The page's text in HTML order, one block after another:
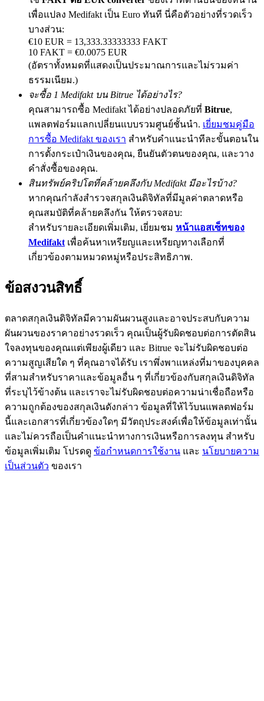
Exclusive for BitMart Users
Register & Trade to Win 500,000 USDT
Precious Metals Trading Carnival
Trade Gold & Silver · 33,333 USDT Bonus
USDT New User Exclusive 10% APR
USDT Flexible Staking | Daily Rewards
BTC New User Exclusive: 6.5% APR
BTC Flexible Staking | Daily Rewards
กิจกรรมเพิ่มเติม
รับรางวัลและสิทธิพิเศษสุดพิเศษ
ศูนย์รางวัล
เพื่อแปลง Medifakt เป็น Euro ทันที นี่คือตัวอย่างที่รวดเร็ว
บางส่วน:
€10 EUR = 13,333.33333333 FAKT
10 FAKT = €0.0075 EUR
(อัตราทั้งหมดที่แสดงเป็นประมาณการและไม่รวมค่า
ธรรมเนียม.)
จะซื้อ 1 Medifakt บน Bitrue ได้อย่างไร?
คุณสามารถซื้อ Medifakt ได้อย่างปลอดภัยที่ Bitrue,
แพลตฟอร์มแลกเปลี่ยนแบบรวมศูนย์ชั้นนำ. เยี่ยมชมคู่มือ
การซื้อ Medifakt ของเรา สำหรับคำแนะนำทีละขั้นตอนใน
การตั้งกระเป๋าเงินของคุณ, ยืนยันตัวตนของคุณ, และวาง
คำสั่งซื้อของคุณ.
สินทรัพย์คริปโตที่คล้ายคลึงกับ Medifakt มีอะไรบ้าง?
หากคุณกำลังสำรวจสกุลเงินดิจิทัลที่มีมูลค่าตลาดหรือ
คุณสมบัติที่คล้ายคลึงกัน ให้ตรวจสอบ:
สำหรับรายละเอียดเพิ่มเติม, เยี่ยมชม หน้าแอสเซ็ทของ
Medifakt เพื่อค้นหาเหรียญและเหรียญทางเลือกที่
เกี่ยวข้องตามหมวดหมู่หรือประสิทธิภาพ.
ข้อสงวนสิทธิ์
ตลาดสกุลเงินดิจิทัลมีความผันผวนสูงและอาจประสบกับความ
ผันผวนของราคาอย่างรวดเร็ว คุณเป็นผู้รับผิดชอบต่อการตัดสิน
ใจลงทุนของคุณแต่เพียงผู้เดียว และ Bitrue จะไม่รับผิดชอบต่อ
ความสูญเสียใด ๆ ที่คุณอาจได้รับ เราพึ่งพาแหล่งที่มาของบุคคล
ที่สามสำหรับราคาและข้อมูลอื่น ๆ ที่เกี่ยวข้องกับสกุลเงินดิจิทัล
ที่ระบุไว้ข้างต้น และเราจะไม่รับผิดชอบต่อความน่าเชื่อถือหรือ
ความถูกต้องของสกุลเงินดังกล่าว ข้อมูลที่ให้ไว้บนแพลตฟอร์ม
นี้และเอกสารที่เกี่ยวข้องใดๆ มีวัตถุประสงค์เพื่อให้ข้อมูลเท่านั้น
และไม่ควรถือเป็นคำแนะนำทางการเงินหรือการลงทุน สำหรับ
ข้อมูลเพิ่มเติม โปรดดู ข้อกำหนดการใช้งาน และ นโยบายความ
เป็นส่วนตัว ของเรา